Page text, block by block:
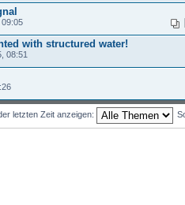
with structured water!
08:51
letzten Zeit anzeigen: